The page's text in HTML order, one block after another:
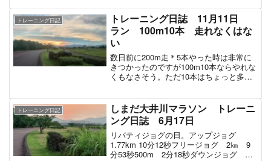
く予定。練習メニュー200mダッシュ
3...
トレーニング日記
トレーニング日誌 11月11日
ラン 100m10本 走れなくはな
い
数日前に200m走＊5本やった時は非常に
きつかったのですが100m10本ならやれな
くもなさそう。ただ10本はちょっと多い
100m 10本 16.6 16.3 16.7...
トレーニング日記
しまだ大井川マラソン トレーニ
ング日誌 6月17日
リバティジョグの日。アップジョグ
1.77km 10分12秒フリージョグ 2㎞ 9
分53秒500m 2分18秒ダウンジョグ